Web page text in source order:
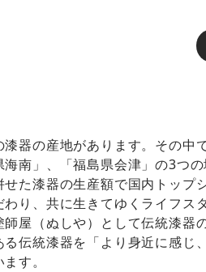
漆器の産地があります。その中
南」、「福島県会津」の3つ
た漆器の生産額で国内トッ
り、共に生きてゆくライフス
師屋（ぬしや）として伝統漆
伝統漆器を「より身近に感じ
す。